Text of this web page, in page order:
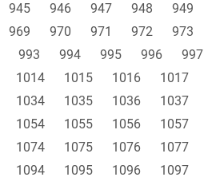
945 946 947 948 949
969 970 971 972 973
993 994 995 996 997
1014 1015 1016 1017
1034 1035 1036 1037
1054 1055 1056 1057
1074 1075 1076 1077
1094 1095 1096 1097